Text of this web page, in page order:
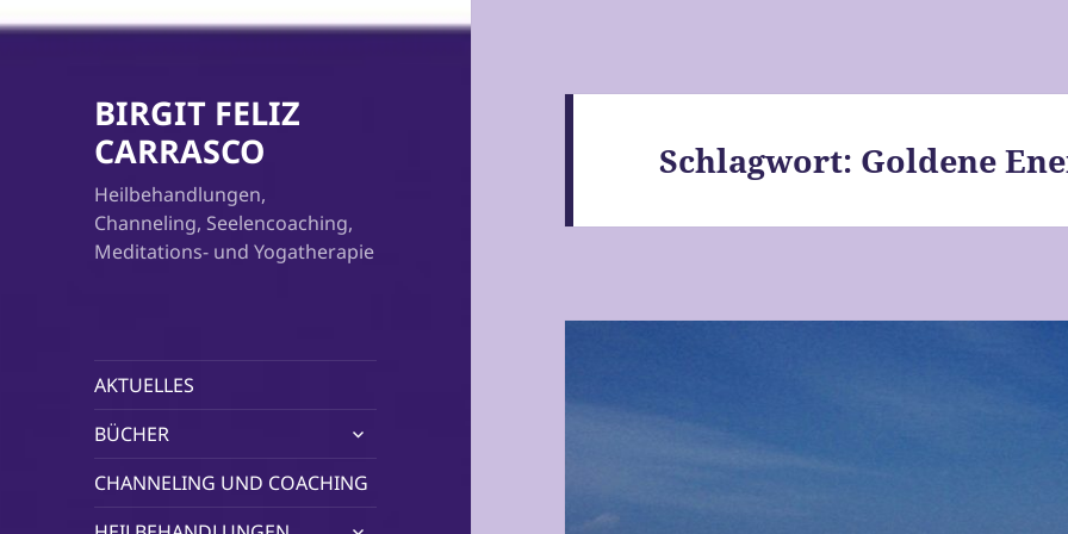
BIRGIT FELIZ
CARRASCO
Heilbehandlungen,
Channeling, Seelencoaching,
Meditations- und Yogatherapie
AKTUELLES
BÜCHER
untermenü
CHANNELING UND COACHING
untermenü
Schlagwort: Goldene